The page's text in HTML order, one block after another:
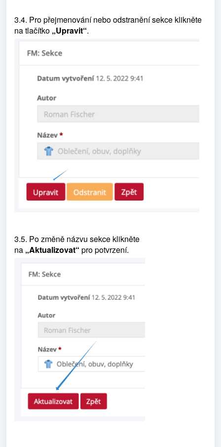
3.4. Pro přejmenování nebo odstranění sekce klikněte
na tlačítko „Upravit“.
3.5. Po změně názvu sekce klikněte
na „Aktualizovat“ pro potvrzení.